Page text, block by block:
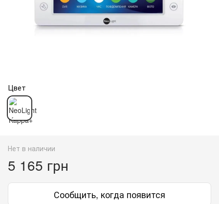
Цвет
Нет в наличии
5 165 грн
Сообщить, когда появится